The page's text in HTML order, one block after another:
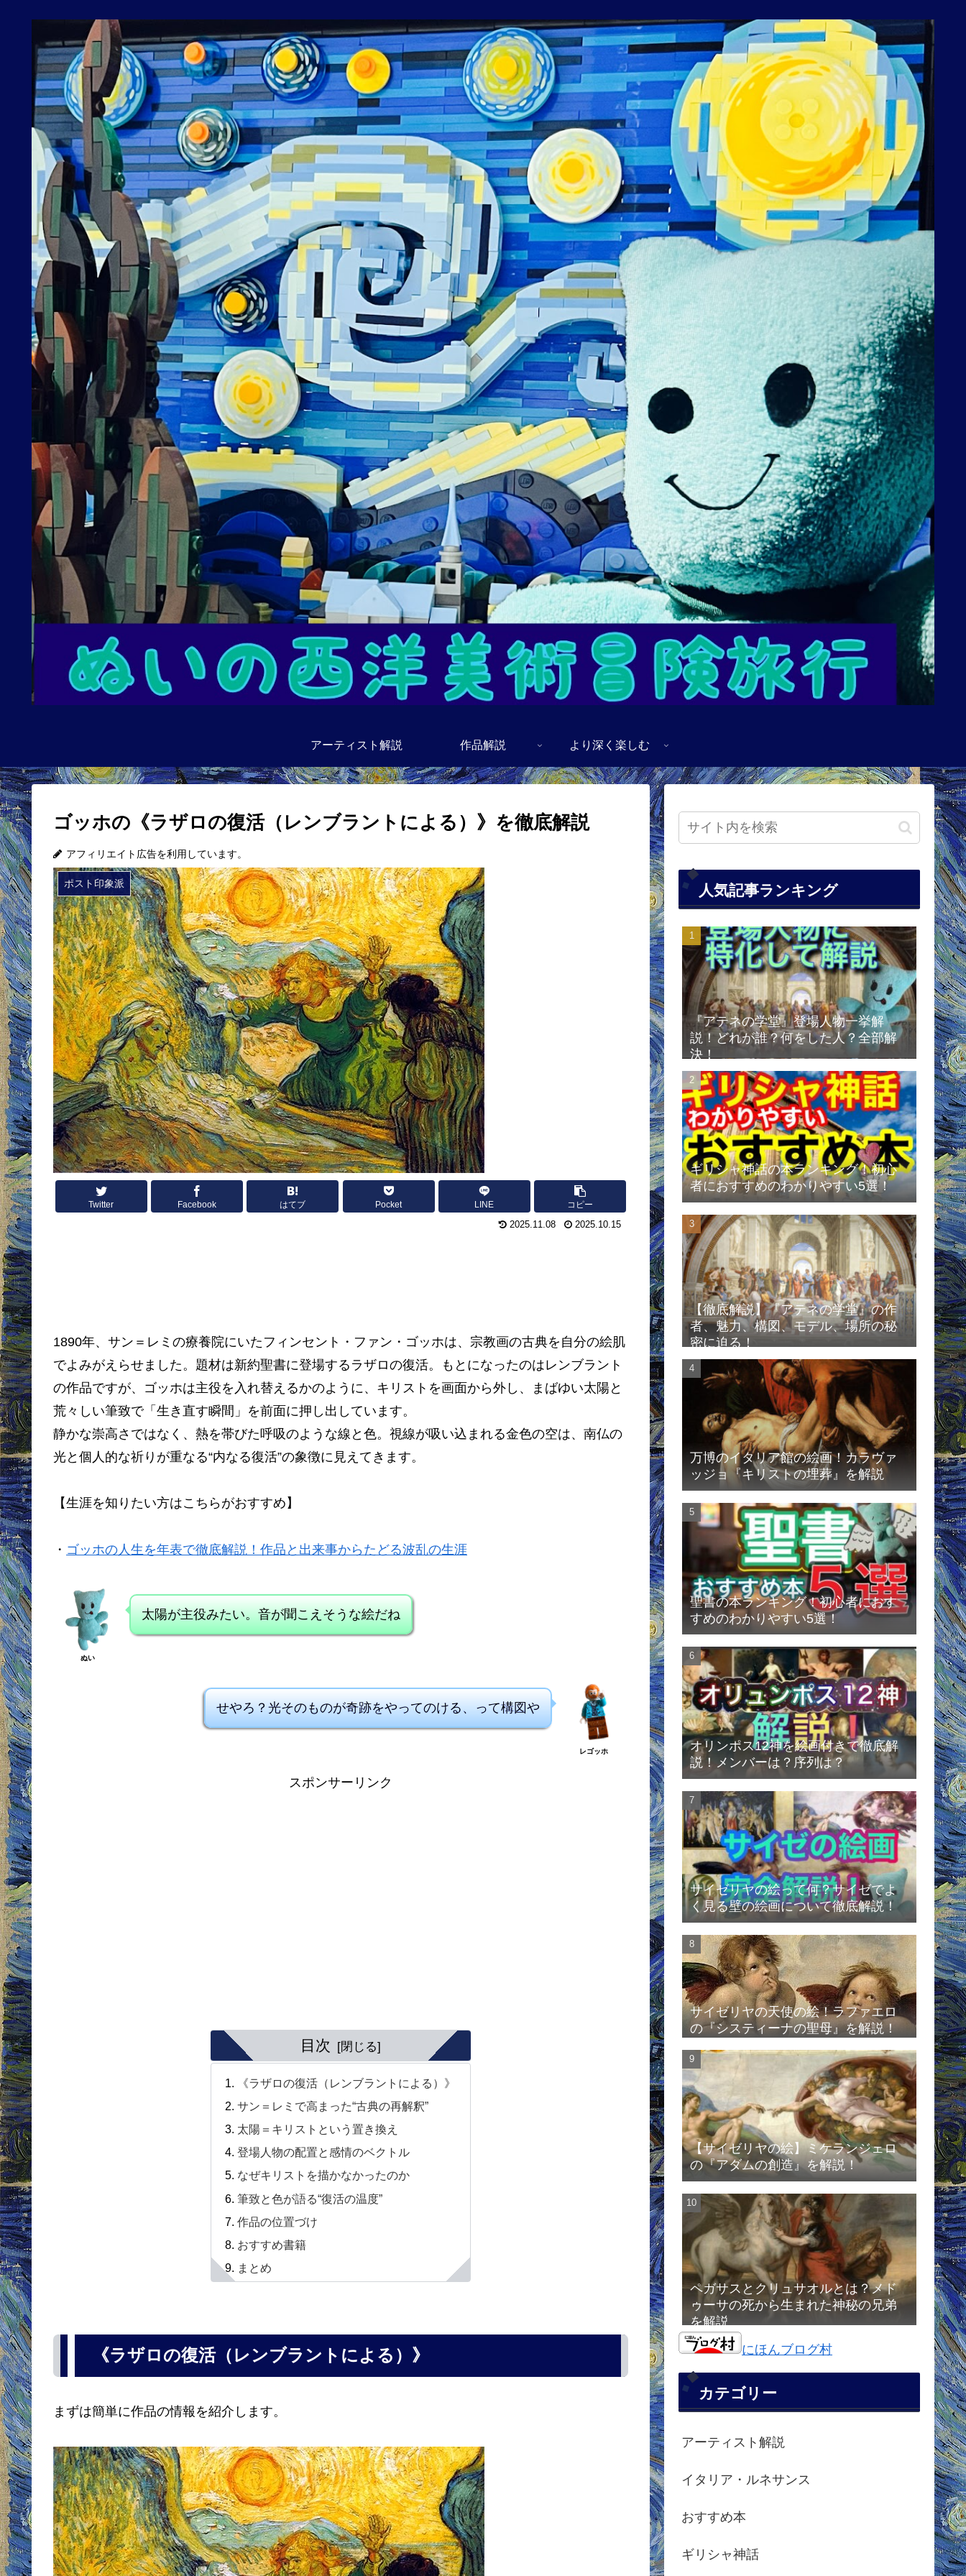
アーティスト解説 作品解説 より深く楽しむ
ゴッホの《ラザロの復活（レンブラントによる）》を徹底解説
アフィリエイト広告を利用しています。
ポスト印象派
Twitter Facebook はてブ Pocket LINE コピー
2025.11.08 2025.10.15
1890年、サン＝レミの療養院にいたフィンセント・ファン・ゴッホは、宗教画の古典を自分の絵肌
でよみがえらせました。題材は新約聖書に登場するラザロの復活。もとになったのはレンブラント
の作品ですが、ゴッホは主役を入れ替えるかのように、キリストを画面から外し、まばゆい太陽と
荒々しい筆致で「生き直す瞬間」を前面に押し出しています。
静かな崇高さではなく、熱を帯びた呼吸のような線と色。視線が吸い込まれる金色の空は、南仏の
光と個人的な祈りが重なる“内なる復活”の象徴に見えてきます。
【生涯を知りたい方はこちらがおすすめ】
・ ゴッホの人生を年表で徹底解説！作品と出来事からたどる波乱の生涯
ぬい
太陽が主役みたい。音が聞こえそうな絵だね
せやろ？光そのものが奇跡をやってのける、って構図や
レゴッホ
スポンサーリンク
目次
《ラザロの復活（レンブラントによる）》
サン＝レミで高まった“古典の再解釈”
太陽＝キリストという置き換え
登場人物の配置と感情のベクトル
なぜキリストを描かなかったのか
筆致と色が語る“復活の温度”
作品の位置づけ
おすすめ書籍
まとめ
《ラザロの復活（レンブラントによる）》
まずは簡単に作品の情報を紹介します。
人気記事ランキング
『アテネの学堂』登場人物一挙解
説！どれが誰？何をした人？全部解
決！
ギリシャ神話の本ランキング！初心
者におすすめのわかりやすい5選！
【徹底解説】『アテネの学堂』の作
者、魅力、構図、モデル、場所の秘
密に迫る！
万博のイタリア館の絵画！カラヴァ
ッジョ『キリストの埋葬』を解説
聖書の本ランキング！初心者におす
すめのわかりやすい5選！
オリンポス12神を絵画付きで徹底解
説！メンバーは？序列は？
サイゼリヤの絵って何？サイゼでよ
く見る壁の絵画について徹底解説！
サイゼリヤの天使の絵！ラファエロ
の『システィーナの聖母』を解説！
【サイゼリヤの絵】ミケランジェロ
の『アダムの創造』を解説！
ペガサスとクリュサオルとは？メド
ゥーサの死から生まれた神秘の兄弟
を解説
にほんブログ村
カテゴリー
アーティスト解説
イタリア・ルネサンス
おすすめ本
ギリシャ神話